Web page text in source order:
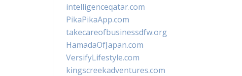
intelligenceqatar.com
PikaPikaApp.com
takecareofbusinessdfw.org
HamadaOfJapan.com
VersifyLifestyle.com
kingscreekadventures.com